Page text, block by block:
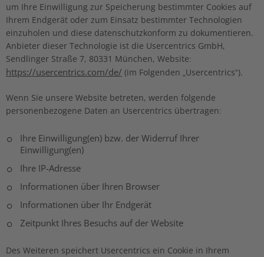
um Ihre Einwilligung zur Speicherung bestimmter Cookies auf
Ihrem Endgerät oder zum Einsatz bestimmter Technologien
einzuholen und diese datenschutzkonform zu dokumentieren.
Anbieter dieser Technologie ist die Usercentrics GmbH,
Sendlinger Straße 7, 80331 München, Website:
https://usercentrics.com/de/ (im Folgenden „Usercentrics“).
Wenn Sie unsere Website betreten, werden folgende
personenbezogene Daten an Usercentrics übertragen:
Ihre Einwilligung(en) bzw. der Widerruf Ihrer
Einwilligung(en)
Ihre IP-Adresse
Informationen über Ihren Browser
Informationen über Ihr Endgerät
Zeitpunkt Ihres Besuchs auf der Website
Des Weiteren speichert Usercentrics ein Cookie in Ihrem